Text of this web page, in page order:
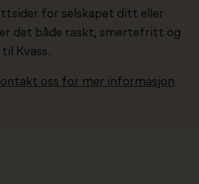
for selskapet ditt eller
det både raskt, smertefritt og
Kvass.
oss for mer informasjon